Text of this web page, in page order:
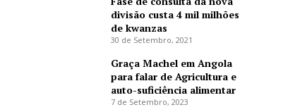
divisão custa 4 mil milhões
de kwanzas
30 de Setembro, 2021
Graça Machel em Angola
para falar de Agricultura e
auto-suficiência alimentar
7 de Setembro, 2023